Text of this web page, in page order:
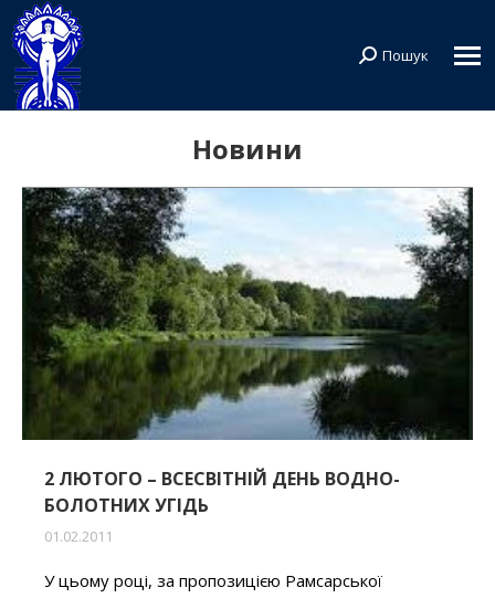
Search:
Пошук
Новини
2 ЛЮТОГО – ВСЕСВІТНІЙ ДЕНЬ ВОДНО-
БОЛОТНИХ УГІДЬ
01.02.2011
У цьому році, за пропозицією Рамсарської